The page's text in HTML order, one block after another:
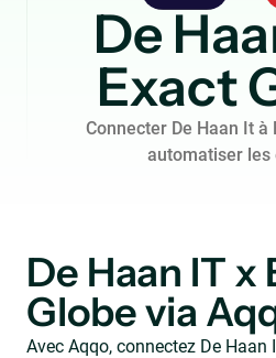
De
Exact
Connecter De Haan It à
automatiser les
De Haan IT x
Globe via
Avec Aqqo, connectez De Haan